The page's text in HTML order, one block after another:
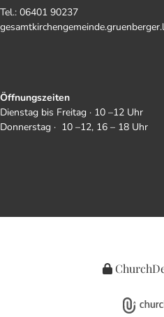
Tel.: 06401 90237
Öffnungszeiten
Dienstag bis Freitag · 10 –12 Uhr
Donnerstag · 10 –12, 16 – 18 Uhr